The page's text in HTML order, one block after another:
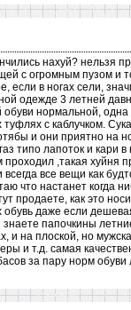
нахуй? нельзя
с огромным пузом и
если в ногах сели,
одежде 3 летней
нормальной,
с каблучком.
и они приятно на
лапоток и кари в
,такая хуйня
все вещи как
что настанет когда
продаете, как это
даже если
знаете папочкины
и на плоской, но
и т.д. самая
за пару норм